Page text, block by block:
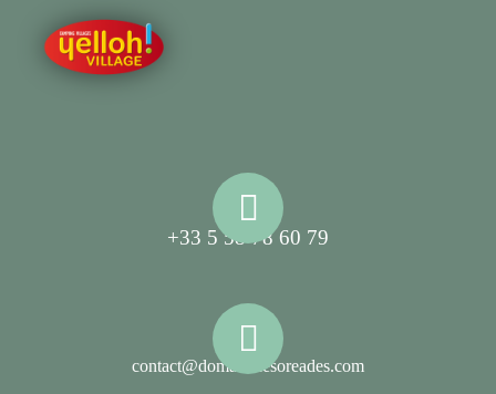
+33 5 58 78 60 79
contact@domainelesoreades.com